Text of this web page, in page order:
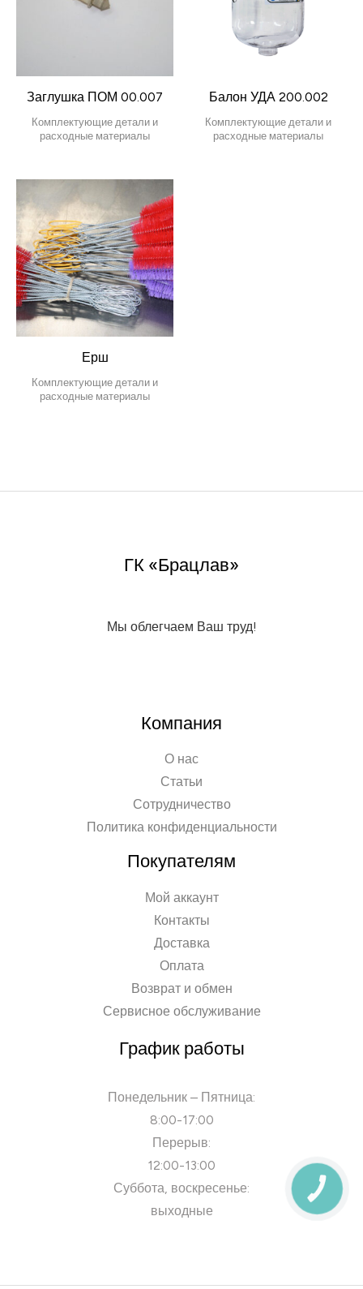
Заглушка ПОМ 00.007
Комплектующие детали и
расходные материалы
Балон УДА 200.002
Комплектующие детали и
расходные материалы
Ерш
Комплектующие детали и
расходные материалы
ГК «Брацлав»
Мы облегчаем Ваш труд!
Компания
О нас
Статьи
Сотрудничество
Политика конфиденциальности
Покупателям
Мой аккаунт
Контакты
Доставка
Оплата
Возврат и обмен
Сервисное обслуживание
График работы
Понедельник – Пятница:
8:00-17:00
Перерыв:
12:00-13:00
Суббота, воскресенье:
выходные
КНОПКА
СВЯЗИ